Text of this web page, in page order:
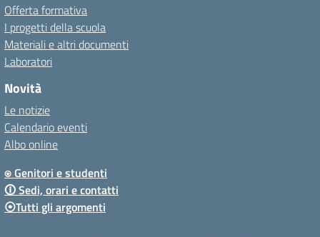
Offerta formativa
I progetti della scuola
Materiali e altri documenti
Laboratori
Novità
Le notizie
Calendario eventi
Albo online
⍟ Genitori e studenti
🛈 Sedi, orari e contatti
⦿Tutti gli argomenti